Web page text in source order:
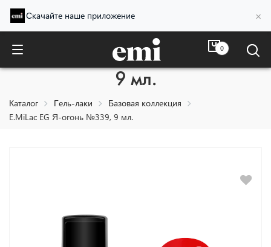
Скачайте наше приложение ×
0
E.MiLac EG Я-огонь №339,
9 мл.
Каталог Гель-лаки
Базовая коллекция
E.MiLac EG Я-огонь №339, 9 мл.